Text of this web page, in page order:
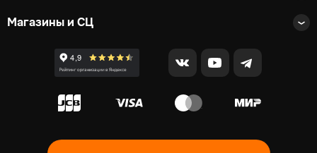
Магазины и СЦ